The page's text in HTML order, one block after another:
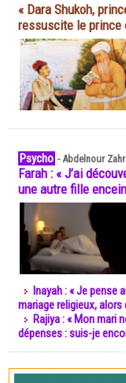
« Dara Shukoh,
ressuscite le prince
Psycho -Abdelnour
Farah : « J’ai
une autre fille
Inayah : « Je pense
mariage religieux,
Rajiya : « Mon mari
dépenses : suis-je